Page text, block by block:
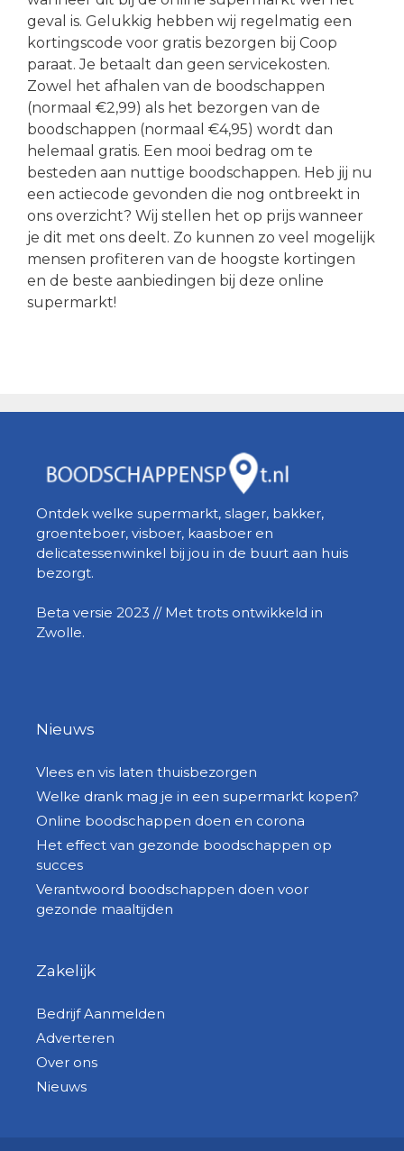
geval is. Gelukkig hebben wij regelmatig een
kortingscode voor gratis bezorgen bij Coop
paraat. Je betaalt dan geen servicekosten.
Zowel het afhalen van de boodschappen
(normaal €2,99) als het bezorgen van de
boodschappen (normaal €4,95) wordt dan
helemaal gratis. Een mooi bedrag om te
besteden aan nuttige boodschappen. Heb jij nu
een actiecode gevonden die nog ontbreekt in
ons overzicht? Wij stellen het op prijs wanneer
je dit met ons deelt. Zo kunnen zo veel mogelijk
mensen profiteren van de hoogste kortingen
en de beste aanbiedingen bij deze online
supermarkt!
Ontdek welke supermarkt, slager, bakker,
groenteboer, visboer, kaasboer en
delicatessenwinkel bij jou in de buurt aan huis
bezorgt.
Beta versie 2023 // Met trots ontwikkeld in
Zwolle.
Nieuws
Vlees en vis laten thuisbezorgen
Welke drank mag je in een supermarkt kopen?
Online boodschappen doen en corona
Het effect van gezonde boodschappen op
succes
Verantwoord boodschappen doen voor
gezonde maaltijden
Zakelijk
Bedrijf Aanmelden
Adverteren
Over ons
Nieuws